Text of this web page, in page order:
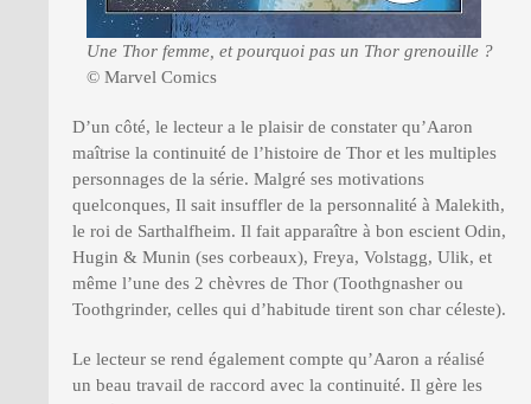
Une Thor femme, et pourquoi pas un Thor grenouille ?
© Marvel Comics
D’un côté, le lecteur a le plaisir de constater qu’Aaron
maîtrise la continuité de l’histoire de Thor et les multiples
personnages de la série. Malgré ses motivations
quelconques, Il sait insuffler de la personnalité à Malekith,
le roi de Sarthalfheim. Il fait apparaître à bon escient Odin,
Hugin & Munin (ses corbeaux), Freya, Volstagg, Ulik, et
même l’une des 2 chèvres de Thor (Toothgnasher ou
Toothgrinder, celles qui d’habitude tirent son char céleste).
Le lecteur se rend également compte qu’Aaron a réalisé
un beau travail de raccord avec la continuité. Il gère les